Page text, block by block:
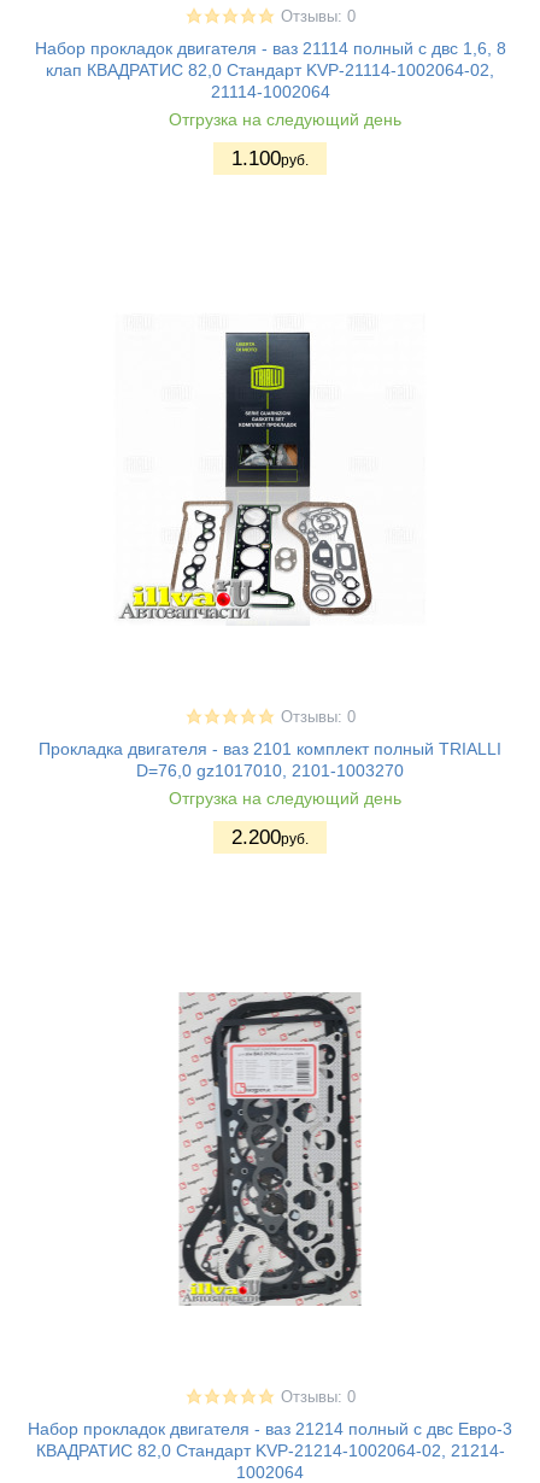
Отзывы: 0
Набор прокладок двигателя - ваз 21114 полный с двс 1,6, 8
клап КВАДРАТИС 82,0 Стандарт KVP-21114-1002064-02,
21114-1002064
Отгрузка на следующий день
1.100руб.
Отзывы: 0
Прокладка двигателя - ваз 2101 комплект полный TRIALLI
D=76,0 gz1017010, 2101-1003270
Отгрузка на следующий день
2.200руб.
Отзывы: 0
Набор прокладок двигателя - ваз 21214 полный с двс Евро-3
КВАДРАТИС 82,0 Стандарт KVP-21214-1002064-02, 21214-
1002064